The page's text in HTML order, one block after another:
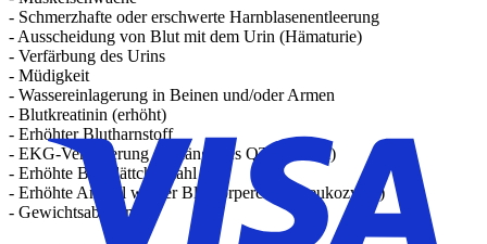
- Schmerzhafte oder erschwerte Harnblasenentleerung
- Ausscheidung von Blut mit dem Urin (Hämaturie)
- Verfärbung des Urins
- Müdigkeit
- Wassereinlagerung in Beinen und/oder Armen
- Blutkreatinin (erhöht)
- Erhöhter Blutharnstoff
- EKG-Veränderung (verlängertes QT-Intervall)
- Erhöhte Blutplättchenzahl
- Erhöhte Anzahl weißer Blutkörperchen (Leukozyten)
- Gewichtsabnahme